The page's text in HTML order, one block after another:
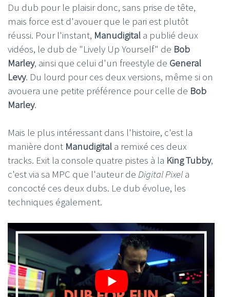
Du dub pour le plaisir donc, sans prise de tête,
mais force est d'avouer que le pari est plutôt
réussi. Pour l'instant, Manudigital a publié deux
vidéos, le dub de "Lively Up Yourself" de Bob
Marley, ainsi que celui d'un freestyle de General
Levy. Du lourd pour ces deux versions, même si on
avouera une petite préférence pour celle de Bob
Marley.
Mais le plus intéressant dans l'histoire, c'est la
manière dont Manudigital a remixé ces deux
tracks. Exit la console quatre pistes à la King Tubby,
c'est via sa MPC que l'auteur de Digital Pixela
concocté ces deux dubs. Le dub évolue, les
techniques également.